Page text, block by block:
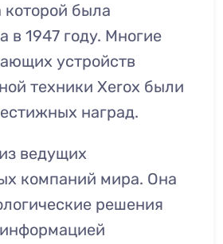
которой была
в 1947 году. Многие
устройств
техники Xerox были
наград.
ведущих
компаний мира. Она
решения